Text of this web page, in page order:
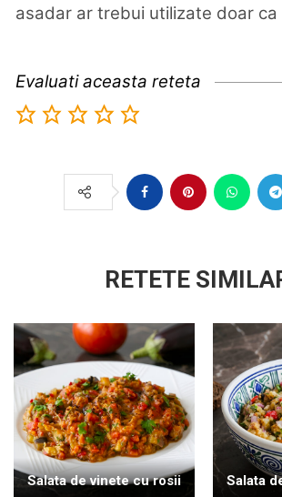
asadar ar trebui utilizate doar ca
Evaluati aceasta reteta
RETETE
Salata de vinete cu rosii Salata